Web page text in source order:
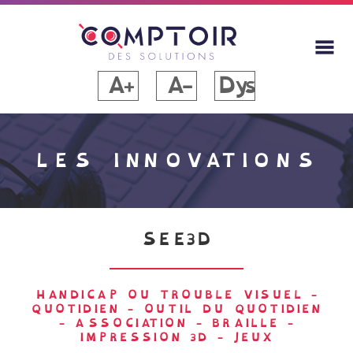
A+ A- Dys
LES INNOVATIONS
SEE3D
HANDICAP OU TROUBLE VISUEL
-
QUOTIDIEN
- OUTIL DU QUOTIDIEN
- ASSOCIATION - BRAILLE
-
IMPRESSION 3D
- JEUX